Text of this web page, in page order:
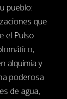
pueblo:
que
el Pulso
alquimia y
poderosa
de agua,